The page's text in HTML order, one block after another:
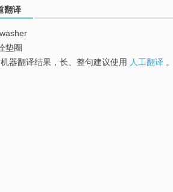
翻译
垫圈
器翻译结果，长、整句建议使用 人工翻译